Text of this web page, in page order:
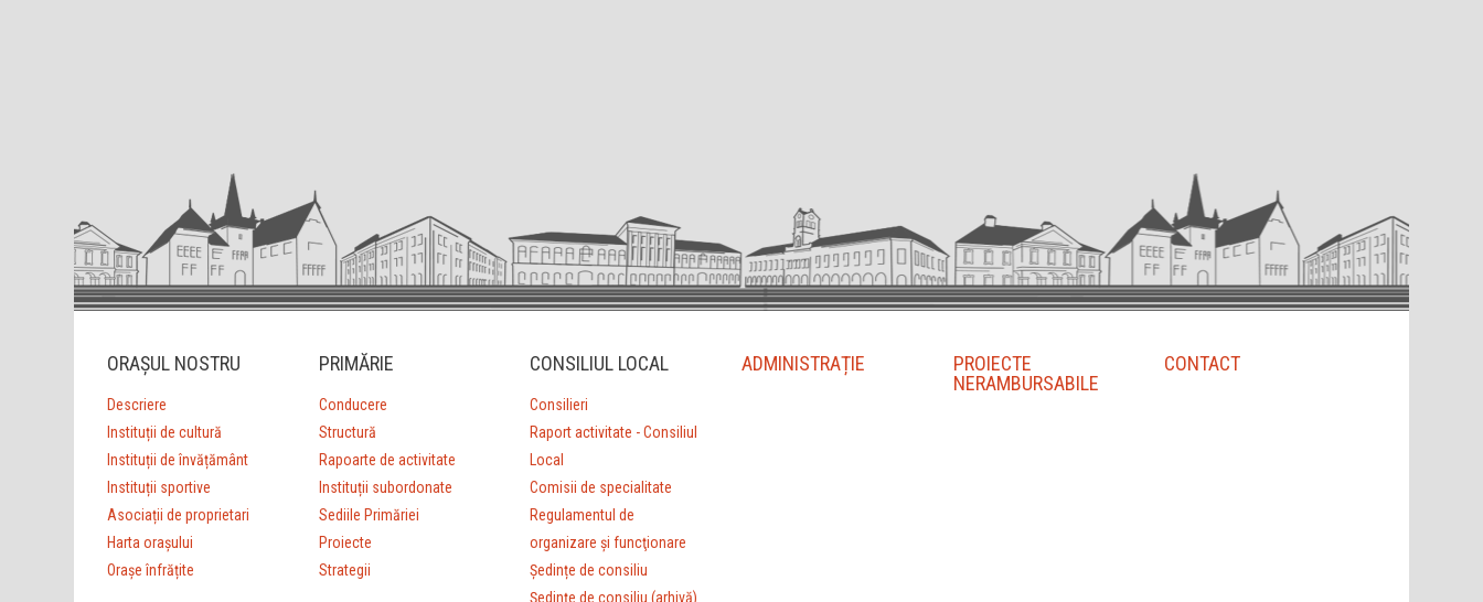
ORAȘUL NOSTRU
Descriere
Instituții de cultură
Instituții de învățământ
Instituții sportive
Asociații de proprietari
Harta orașului
Orașe înfrățite
PRIMĂRIE
Conducere
Structură
Rapoarte de activitate
Instituții subordonate
Sediile Primăriei
Proiecte
Strategii
CONSILIUL LOCAL
Consilieri
Raport activitate - Consiliul
Local
Comisii de specialitate
Regulamentul de
organizare şi funcţionare
Ședințe de consiliu
Ședințe de consiliu (arhivă)
ADMINISTRAȚIE
PROIECTE
NERAMBURSABILE
CONTACT